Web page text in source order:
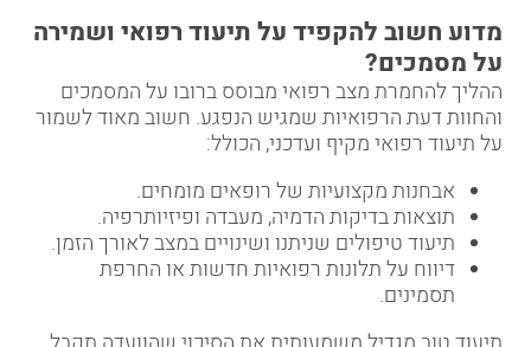
מדוע חשוב להקפיד על תיעוד רפואי ושמירה
על מסמכים?
ההליך להחמרת מצב רפואי מבוסס ברובו על המסמכים
והחוות דעת הרפואיות שמגיש הנפגע. חשוב מאוד לשמור
על תיעוד רפואי מקיף ועדכני, הכולל:
אבחנות מקצועיות של רופאים מומחים.
תוצאות בדיקות הדמיה, מעבדה ופיזיותרפיה.
תיעוד טיפולים שניתנו ושינויים במצב לאורך הזמן.
דיווח על תלונות רפואיות חדשות או החרפת
תסמינים.